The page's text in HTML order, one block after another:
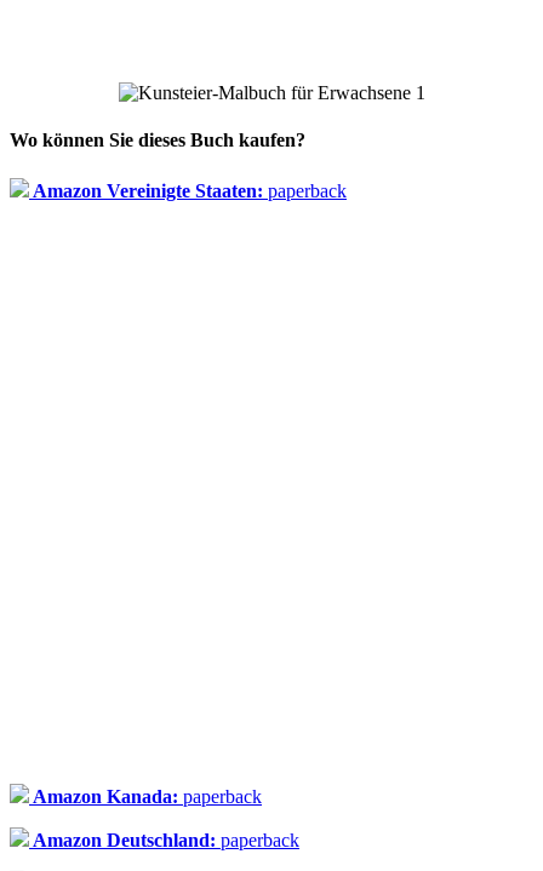
Wo können Sie dieses Buch kaufen?
Amazon Vereinigte Staaten: paperback
Amazon Kanada: paperback
Amazon Deutschland: paperback